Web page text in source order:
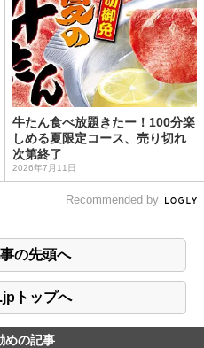
牛たん食べ放題きたー！100分楽
しめる夏限定コース、売り切れ
次第終了
2026年7月11日
Recommended by
の先頭へ
トップへ
めの記事